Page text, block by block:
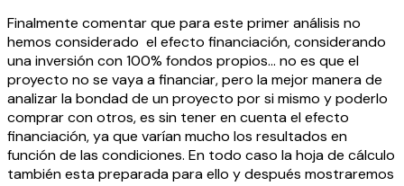
Finalmente comentar que para este primer análisis no
hemos considerado el efecto financiación, considerando
una inversión con 100% fondos propios… no es que el
proyecto no se vaya a financiar, pero la mejor manera de
analizar la bondad de un proyecto por si mismo y poderlo
comprar con otros, es sin tener en cuenta el efecto
financiación, ya que varían mucho los resultados en
función de las condiciones. En todo caso la hoja de cálculo
también esta preparada para ello y después mostraremos